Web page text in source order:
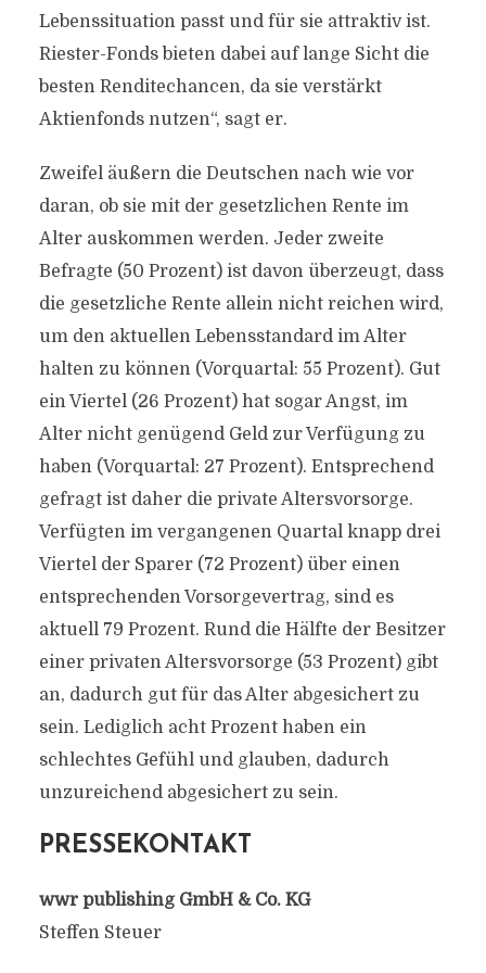
Lebenssituation passt und für sie attraktiv ist.
Riester-Fonds bieten dabei auf lange Sicht die
besten Renditechancen, da sie verstärkt
Aktienfonds nutzen“, sagt er.
Zweifel äußern die Deutschen nach wie vor
daran, ob sie mit der gesetzlichen Rente im
Alter auskommen werden. Jeder zweite
Befragte (50 Prozent) ist davon überzeugt, dass
die gesetzliche Rente allein nicht reichen wird,
um den aktuellen Lebensstandard im Alter
halten zu können (Vorquartal: 55 Prozent). Gut
ein Viertel (26 Prozent) hat sogar Angst, im
Alter nicht genügend Geld zur Verfügung zu
haben (Vorquartal: 27 Prozent). Entsprechend
gefragt ist daher die private Altersvorsorge.
Verfügten im vergangenen Quartal knapp drei
Viertel der Sparer (72 Prozent) über einen
entsprechenden Vorsorgevertrag, sind es
aktuell 79 Prozent. Rund die Hälfte der Besitzer
einer privaten Altersvorsorge (53 Prozent) gibt
an, dadurch gut für das Alter abgesichert zu
sein. Lediglich acht Prozent haben ein
schlechtes Gefühl und glauben, dadurch
unzureichend abgesichert zu sein.
PRESSEKONTAKT
wwr publishing GmbH & Co. KG
Steffen Steuer